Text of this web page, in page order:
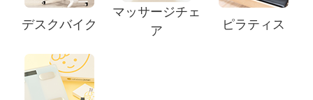
デスクバイク
マッサージチェ
ア
ピラティス